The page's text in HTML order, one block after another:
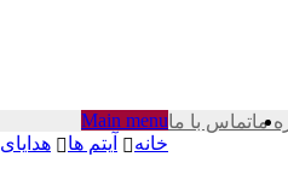
ماتماس با ماMain menu
خانه
آیتم ها